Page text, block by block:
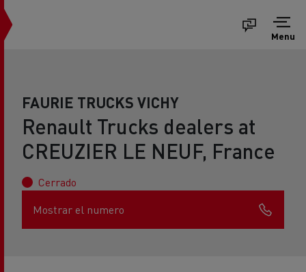
Menu
FAURIE TRUCKS VICHY
Renault Trucks dealers at
CREUZIER LE NEUF, France
Cerrado
Mostrar el numero